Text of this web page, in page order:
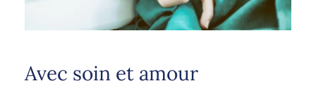
Avec soin et amour